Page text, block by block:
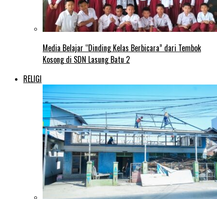
Media Belajar “Dinding Kelas Berbicara” dari Tembok
Kosong di SDN Lasung Batu 2
RELIGI